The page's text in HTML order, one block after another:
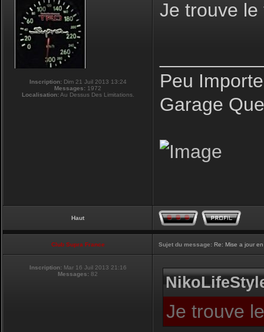
Inscription:Dim 21 Juil 2013 13:24
Messages: 1972
Localisation:Au Dessus Des Limitations.
Je trouve
Peu
Garage
Haut
Club Supra France Sujet du message: Re: Mise a jour
Inscription: Mar 16 Juil 2013 21:16
Messages: 82
Je trouve